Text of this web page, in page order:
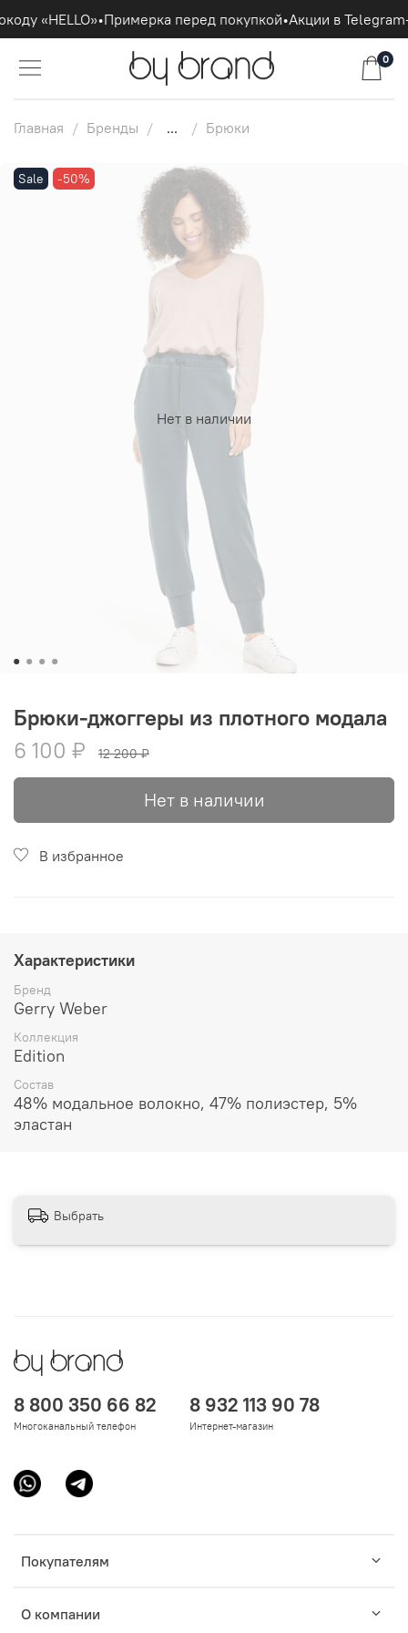
«HELLO»•Примерка перед покупкой•Акции в
0
Главная Бренды ... Брюки
Нет в наличии
Sale -50%
Брюки-джоггеры из плотного модала
6 100 ₽
12 200 ₽
Нет в наличии
В избранное
Характеристики
Бренд
Gerry Weber
Коллекция
Edition
Состав
48% модальное волокно, 47% полиэстер, 5%
эластан
Выбрать
Покупателям
О компании
8 800 350 66 82
Многоканальный телефон
8 932 113 90 78
Интернет-магазин